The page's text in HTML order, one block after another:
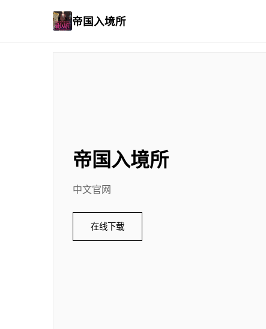
帝国入境所
帝国入境所
中文官网
在线下载